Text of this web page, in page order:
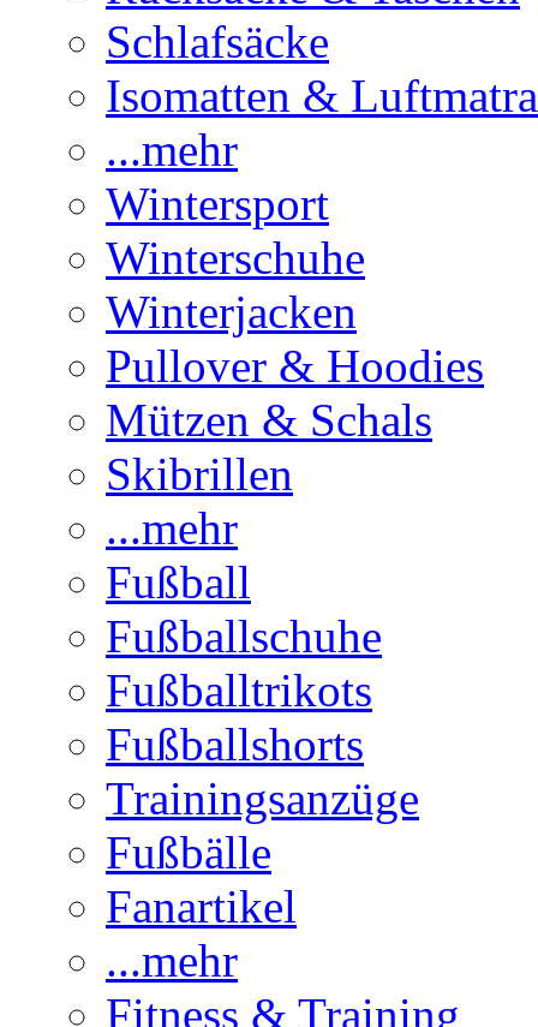
Schlafsäcke
Isomatten &
...mehr
Wintersport
Winterschuhe
Winterjacken
Pullover & Hoodies
Mützen & Schals
Skibrillen
...mehr
Fußball
Fußballschuhe
Fußballtrikots
Fußballshorts
Trainingsanzüge
Fußbälle
Fanartikel
...mehr
Fitness & Training